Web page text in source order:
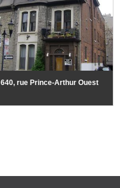
640, rue Prince-Arthur Ouest